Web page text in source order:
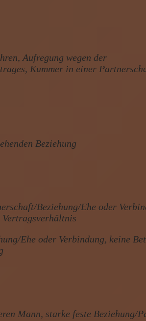
Aufregung wegen der
Kummer in einer
Beziehung
Beziehung/Ehe oder
Ehe oder Verbindung, keine
Mann, starke feste Beziehung/